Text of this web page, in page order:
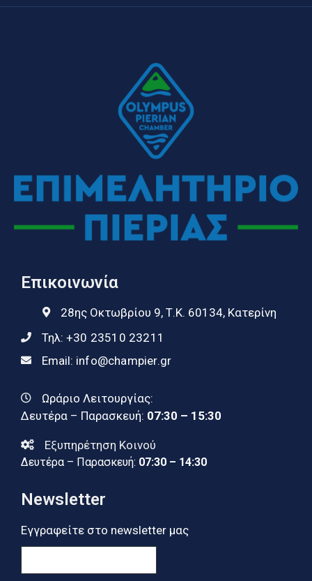
Επικοινωνία
28ης Οκτωβρίου 9, Τ.Κ. 60134, Κατερίνη
Τηλ: +30 23510 23211
Email: info@champier.gr
Ωράριο Λειτουργίας:
Δευτέρα – Παρασκευή: 07:30 – 15:30
Εξυπηρέτηση Κοινού
Δευτέρα – Παρασκευή: 07:30 – 14:30
Newsletter
Εγγραφείτε στο newsletter μας